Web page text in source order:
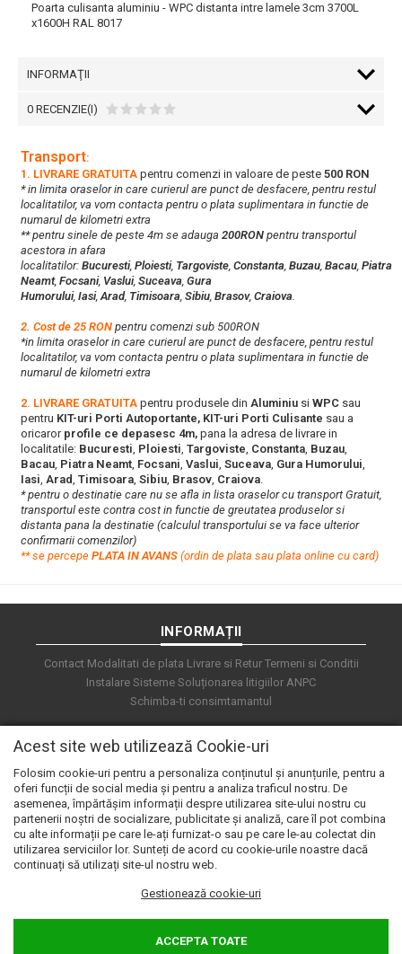
Poarta culisanta aluminiu - WPC distanta intre lamele 3cm 3700L
x1600H RAL 8017
INFORMAŢII
0 RECENZIE(I)
Transport:
1. LIVRARE GRATUITA pentru comenzi in valoare de peste 500 RON
* in limita oraselor in care curierul are punct de desfacere, pentru restul
localitatilor, va vom contacta pentru o plata suplimentara in functie de
numarul de kilometri extra
** pentru sinele de peste 4m se adauga 200RON pentru transportul
acestora in afara
localitatilor: Bucuresti, Ploiesti, Targoviste, Constanta, Buzau, Bacau, Piatra
Neamt, Focsani, Vaslui, Suceava, Gura
Humorului, Iasi,Arad, Timisoara, Sibiu, Brasov, Craiova.
2. Cost de 25 RON pentru comenzi sub 500RON
*in limita oraselor in care curierul are punct de desfacere, pentru restul
localitatilor, va vom contacta pentru o plata suplimentara in functie de
numarul de kilometri extra
2. LIVRARE GRATUITA pentru produsele din Aluminiu si WPC sau
pentru KIT-uri Porti Autoportante, KIT-uri Porti Culisante sau a
oricarorprofile ce depasesc 4m, pana la adresa de livrare in
localitatile: Bucuresti, Ploiesti, Targoviste, Constanta, Buzau,
Bacau, Piatra Neamt, Focsani, Vaslui, Suceava, Gura Humorului,
Iasi, Arad, Timisoara, Sibiu, Brasov, Craiova.
* pentru o destinatie care nu se afla in lista oraselor cu transport Gratuit,
transportul este contra cost in functie de greutatea produselor si
distanta pana la destinatie (calculul transportului se va face ulterior
confirmarii comenzilor)
**se percepe PLATA IN AVANS (ordin de plata sau plata online cu card)
INFORMAȚII
Contact Modalitati de plata Livrare si Retur Termeni si Conditii
Instalare Sisteme Soluționarea litigiilor ANPC
Schimba-ti consimtamantul
Acest site web utilizează Cookie-uri
Folosim cookie-uri pentru a personaliza conținutul și anunțurile, pentru a
oferi funcții de social media și pentru a analiza traficul nostru. De
asemenea, împărtășim informații despre utilizarea site-ului nostru cu
partenerii noștri de socializare, publicitate și analiză, care îl pot combina
cu alte informații pe care le-ați furnizat-o sau pe care le-au colectat din
utilizarea serviciilor lor. Sunteți de acord cu cookie-urile noastre dacă
continuați să utilizați site-ul nostru web.
Gestionează cookie-uri
ACCEPTA TOATE